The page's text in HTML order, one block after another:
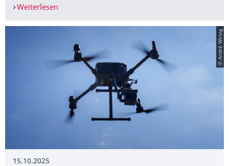
Weiterlesen
© André Wirsig
15.10.2025